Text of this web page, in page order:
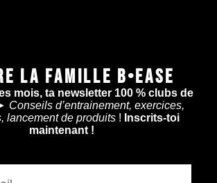
LA FAMILLE B•EASE
mois, ta newsletter 100 % clubs de
Conseils d’entrainement, exercices,
lancement de produits! Inscrits-toi
maintenant !